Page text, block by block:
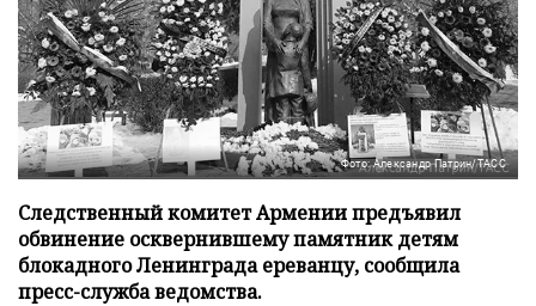
Фото: Александр Патрин/ТАСС
Следственный комитет Армении предъявил
обвинение осквернившему памятник детям
блокадного Ленинграда ереванцу, сообщила
пресс-служба ведомства.